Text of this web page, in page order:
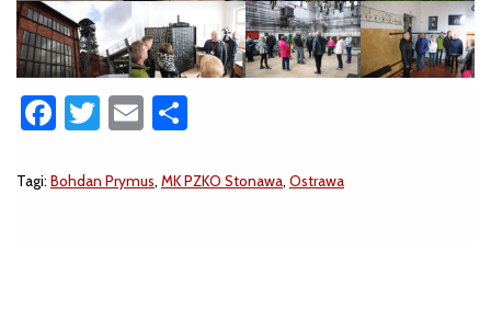
Facebook
Twitter
Email
Tagi: Bohdan Prymus, MK PZKO Stonawa, Ostrawa